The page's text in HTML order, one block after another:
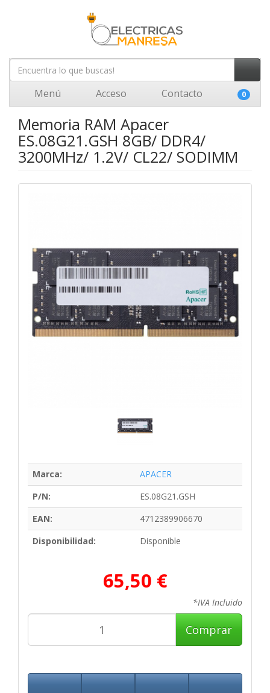
Menú Acceso Contacto 0
Memoria RAM Apacer
ES.08G21.GSH 8GB/ DDR4/
3200MHz/ 1.2V/ CL22/ SODIMM
Marca:
APACER
P/N:
ES.08G21.GSH
EAN:
4712389906670
Disponibilidad:
Disponible
65,50 €
*IVA Incluido
Comprar